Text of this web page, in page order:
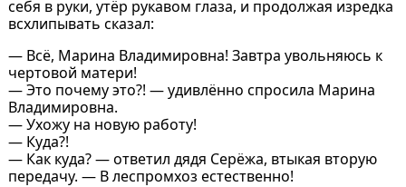
себя в руки, утёр рукавом глаза, и продолжая изредка
всхлипывать сказал:
— Всё, Марина Владимировна! Завтра увольняюсь к
чертовой матери!
— Это почему это?! — удивлённо спросила Марина
Владимировна.
— Ухожу на новую работу!
— Куда?!
— Как куда? — ответил дядя Серёжа, втыкая вторую
передачу. — В леспромхоз естественно!